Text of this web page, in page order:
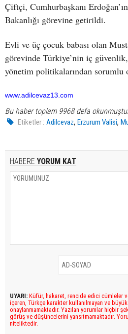
Çiftçi, Cumhurbaşkanı
Bakanlığı görevine getirildi.
Evli ve üç çocuk babası olan
görevinde Türkiye’nin iç
yönetim politikalarından sorumlu
www.adilcevaz13.com
Bu haber toplam 9968 defa
Etiketler : Adilcevaz,Erzurum Valisi,
HABERE YORUM KAT
UYARI: Küfür, hakaret, rencide edici cümleler
içeren, Türkçe karakter kullanılmayan ve
onaylanmamaktadır. Yazılan yorumlar hiçbir
görüş ve düşüncelerini yansıtmamaktadır.
niteliktedir.